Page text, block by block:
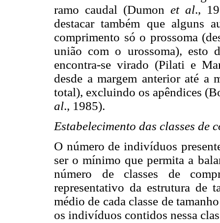
ramo caudal (Dumon et al.,
destacar também que alguns
comprimento só o prossoma
união com o urossoma), esto
encontra-se virado (Pilati e
desde a margem anterior até a
total), excluindo os apêndices
al., 1985).
Estabelecimento das classes de
O número de indivíduos
ser o mínimo que permita a
número de classes de
representativo da estrutura de
médio de cada classe de
os indivíduos contidos nessa